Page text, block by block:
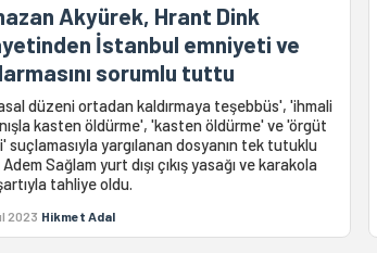
Akyürek, Hrant Dink
İstanbul emniyeti ve
sorumlu tuttu
düzeni ortadan kaldırmaya teşebbüs', 'ihmali
kasten öldürme', 'kasten öldürme' ve 'örgüt
suçlamasıyla yargılanan dosyanın tek tutuklu
Adem Sağlam yurt dışı çıkış yasağı ve karakola
tahliye oldu.
2023 Hikmet Adal